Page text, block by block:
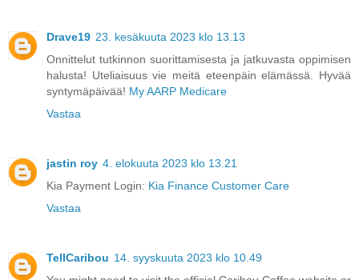
Drave19 23. kesäkuuta 2023 klo 13.13
Onnittelut tutkinnon suorittamisesta ja jatkuvasta oppimisen
halusta! Uteliaisuus vie meitä eteenpäin elämässä. Hyvää
syntymäpäivää! My AARP Medicare
Vastaa
jastin roy 4. elokuuta 2023 klo 13.21
Kia Payment Login: Kia Finance Customer Care
Vastaa
TellCaribou 14. syyskuuta 2023 klo 10.49